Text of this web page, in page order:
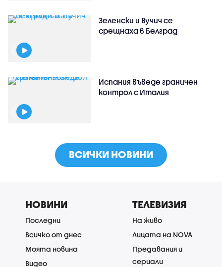
Зеленски и Вучич се
срещнаха в Белград
Испания въведе граничен
контрол с Италия
ВСИЧКИ НОВИНИ
НОВИНИ
Последни
Всичко от днес
Моята новина
Видео
ТЕЛЕВИЗИЯ
На живо
Лицата на NOVA
Предавания и
сериали